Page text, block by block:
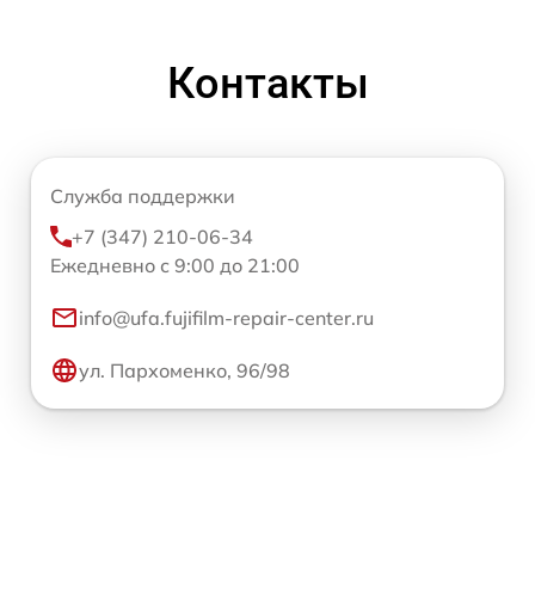
Контакты
Служба поддержки
+7 (347) 210-06-34
Ежедневно с 9:00 до 21:00
info@ufa.fujifilm-repair-center.ru
ул. Пархоменко, 96/98